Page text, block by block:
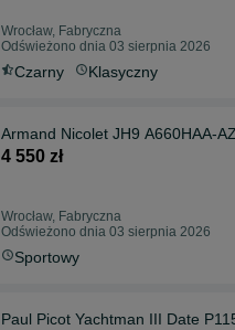
Wrocław, Fabryczna
Odświeżono dnia 03 sierpnia 2026
Czarny Klasyczny
Armand Nicolet JH9 A660HAA-
4 550 zł
Wrocław, Fabryczna
Odświeżono dnia 03 sierpnia 2026
Sportowy
Paul Picot Yachtman III Date